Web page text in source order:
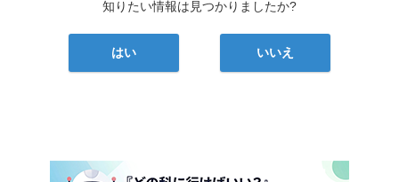
知りたい情報は見つかりましたか?
はい いいえ